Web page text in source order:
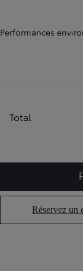
Performances
Total
Réservez un